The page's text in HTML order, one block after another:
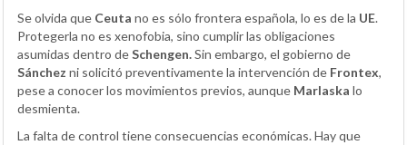
Se olvida que Ceuta no es sólo frontera española, lo es de la UE.
Protegerla no es xenofobia, sino cumplir las obligaciones
asumidas dentro deSchengen.Sin embargo, el gobierno de
Sánchez ni solicitó preventivamente la intervención de Frontex,
pese a conocer los movimientos previos, aunque Marlaska lo
desmienta.
La falta de control tiene consecuencias económicas. Hay que